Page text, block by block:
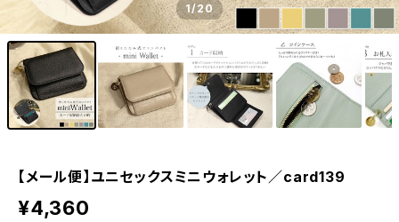
1/20
【メール便】ユニセックスミニウォレット／card139
¥4,360